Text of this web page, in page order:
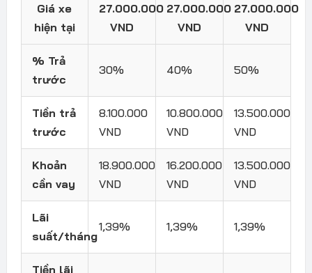
Giá xe
hiện tại
27.000.000
VND
27.000.000
VND
27.000.000
VND
% Trả
trước
30% 40% 50%
Tiền trả
trước
8.100.000
VND
10.800.000
VND
13.500.000
VND
Khoản
cần vay
18.900.000
VND
16.200.000
VND
13.500.000
VND
Lãi
suất/tháng
1,39% 1,39% 1,39%
Tiền lãi